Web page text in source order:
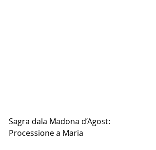
Sagra dala Madona d’Agost:
Processione a Maria